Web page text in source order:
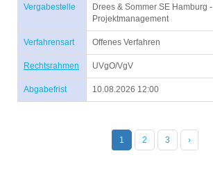
Vergabestelle
Drees & Sommer SE Hamburg -
Projektmanagement
Verfahrensart Offenes Verfahren
Rechtsrahmen UVgO/VgV
Abgabefrist 10.08.2026 12:00
1 2 3 ›